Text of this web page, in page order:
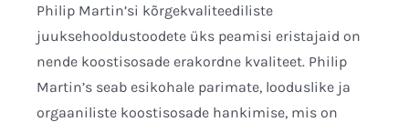
Philip Martin’si kõrgekvaliteediliste
juuksehooldustoodete üks peamisi eristajaid on
nende koostisosade erakordne kvaliteet. Philip
Martin’s seab esikohale parimate, looduslike ja
orgaaniliste koostisosade hankimise, mis on